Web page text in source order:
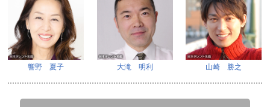
響野 夏子 大滝 明利 山崎 勝之